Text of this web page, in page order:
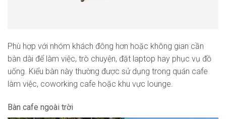
Phù hợp với nhóm khách đông hơn hoặc không gian cần
bàn dài để làm việc, trò chuyện, đặt laptop hay phục vụ đồ
uống. Kiểu bàn này thường được sử dụng trong quán cafe
làm việc, coworking cafe hoặc khu vực lounge.
Bàn cafe ngoài trời